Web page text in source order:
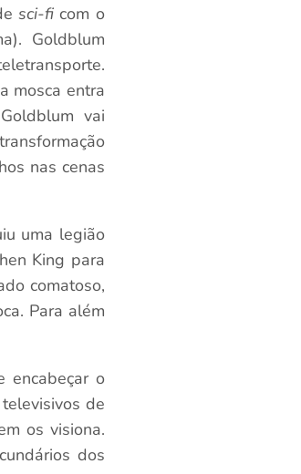
sci-fi com o
Goldblum
mosca entra
vai
nas cenas
uma legião
King para
comatoso,
Para além
encabeçar o
de
os visiona.
dos